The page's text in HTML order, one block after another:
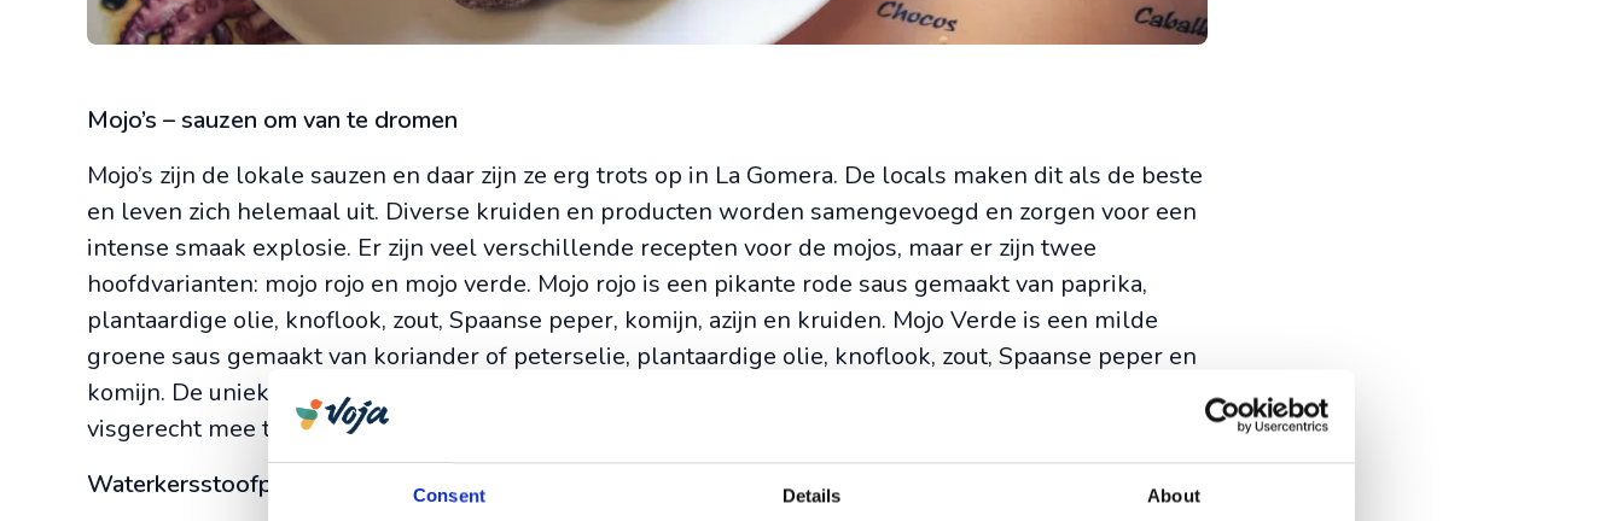
Consent Details About
Mojo’s – sauzen om van te dromen
Mojo’s zijn de lokale sauzen en daar zijn ze erg trots op in La Gomera. De locals maken dit als de beste
en leven zich helemaal uit. Diverse kruiden en producten worden samengevoegd en zorgen voor een
intense smaak explosie. Er zijn veel verschillende recepten voor de mojos, maar er zijn twee
hoofdvarianten: mojo rojo en mojo verde. Mojo rojo is een pikante rode saus gemaakt van paprika,
plantaardige olie, knoflook, zout, Spaanse peper, komijn, azijn en kruiden. Mojo Verde is een milde
groene saus gemaakt van koriander of peterselie, plantaardige olie, knoflook, zout, Spaanse peper en
komijn. De unieke mojo’s worden vooral gebruikt om net nog die extra touch aan een vlees- of
visgerecht mee te geven.
Waterkersstoofpot – een simpele, zalige stoofpot